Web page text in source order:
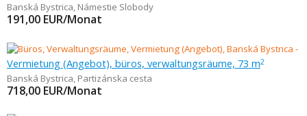
Banská Bystrica, Námestie Slobody
191,00 EUR/Monat
Vermietung (Angebot), büros, verwaltungsräume, 73 m2
Banská Bystrica, Partizánska cesta
718,00 EUR/Monat